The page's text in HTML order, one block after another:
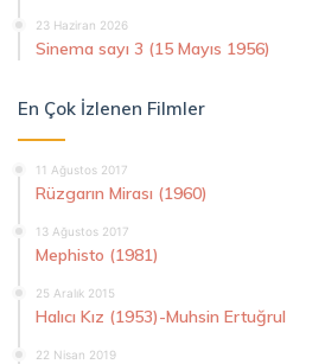
23 Haziran 2026
Sinema sayı 3 (15 Mayıs 1956)
En Çok İzlenen Filmler
11 Ağustos 2017
Rüzgarın Mirası (1960)
13 Ağustos 2017
Mephisto (1981)
25 Aralık 2015
Halıcı Kız (1953)-Muhsin Ertuğrul
22 Nisan 2019